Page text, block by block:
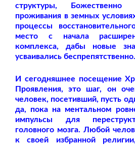
структуры, Божественно
проживания в земных
процессы
место с начала
комплекса, дабы новые
усваивались беспрепятственно.
И сегодняшнее посещение
Проявления, это шаг, он
человек, посетивший, пусть
да, пока на ментальном
импульсы для
головного мозга. Любой
к своей избранной